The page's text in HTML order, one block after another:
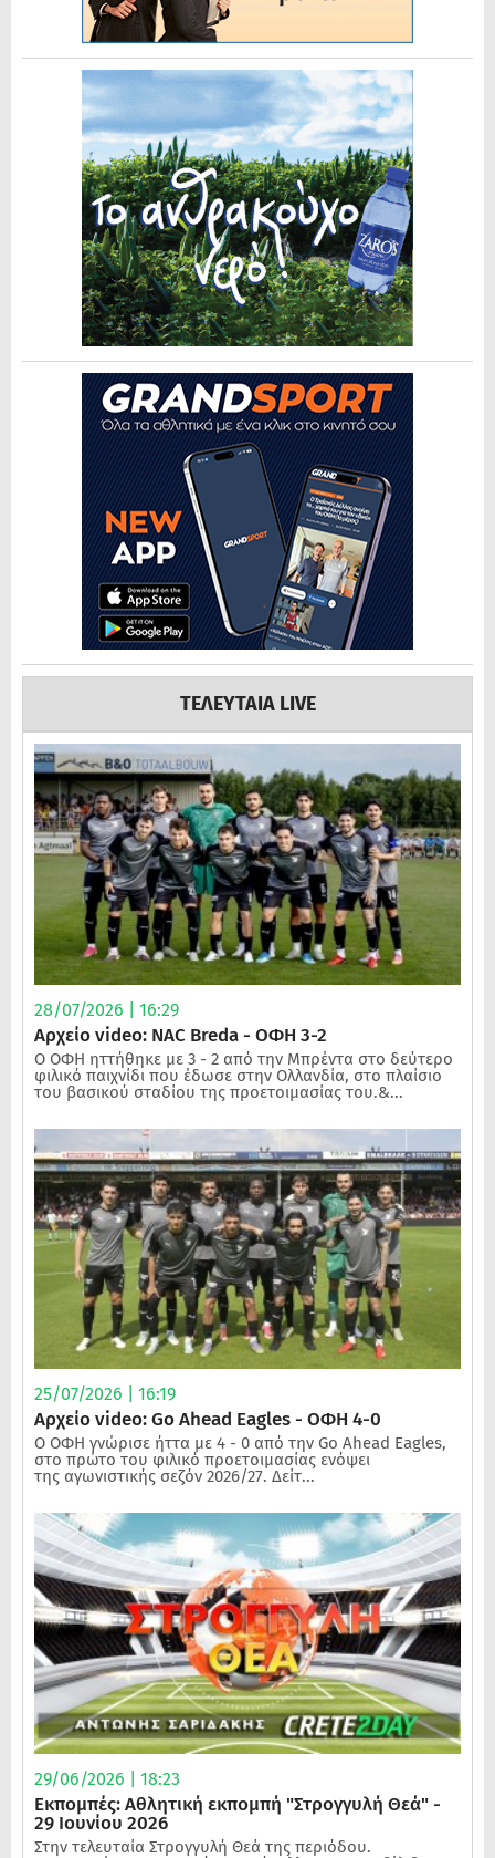
ΤΕΛΕΥΤΑΙΑ LIVE
28/07/2026 | 16:29
Αρχείο video: NAC Breda - ΟΦΗ 3-2
Ο ΟΦΗ ηττήθηκε με 3 - 2 από την Μπρέντα στο δεύτερο
φιλικό παιχνίδι που έδωσε στην Ολλανδία, στο πλαίσιο
του βασικού σταδίου της προετοιμασίας του.&...
25/07/2026 | 16:19
Αρχείο video: Go Ahead Eagles - ΟΦΗ 4-0
Ο ΟΦΗ γνώρισε ήττα με 4 - 0 από την Go Ahead Eagles,
στο πρώτο του φιλικό προετοιμασίας ενόψει
της αγωνιστικής σεζόν 2026/27. Δείτ...
29/06/2026 | 18:23
Εκπομπές: Αθλητική εκπομπή "Στρογγυλή Θεά" -
29 Ιουνίου 2026
Στην τελευταία Στρογγυλή Θεά της περιόδου.